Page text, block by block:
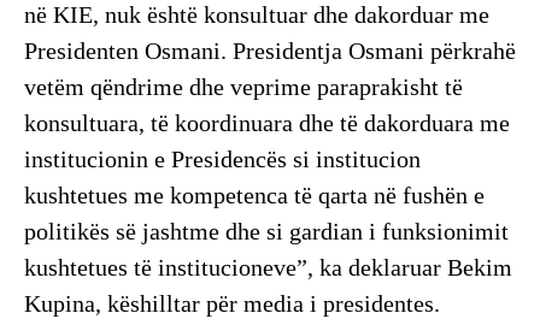
në KIE, nuk është konsultuar dhe dakorduar me
Presidenten Osmani. Presidentja Osmani përkrahë
vetëm qëndrime dhe veprime paraprakisht të
konsultuara, të koordinuara dhe të dakorduara me
institucionin e Presidencës si institucion
kushtetues me kompetenca të qarta në fushën e
politikës së jashtme dhe si gardian i funksionimit
kushtetues të institucioneve”, ka deklaruar Bekim
Kupina, këshilltar për media i presidentes.